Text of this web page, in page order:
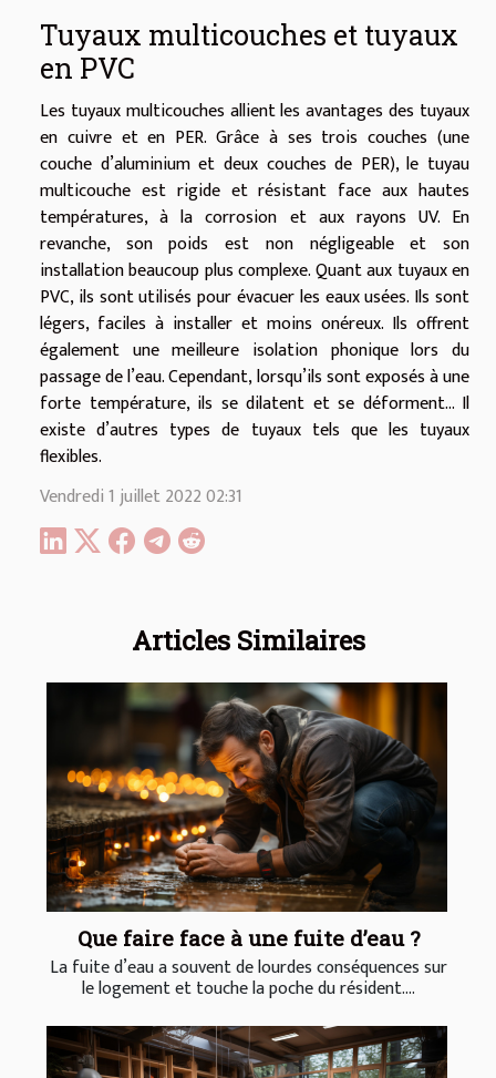
Articles Similaires
Que faire face à une fuite d’eau ?
La fuite d’eau a souvent de lourdes conséquences sur
le logement et touche la poche du résident....
Tuyaux multicouches et tuyaux
en PVC
Les tuyaux multicouches allient les avantages des tuyaux
en cuivre et en PER. Grâce à ses trois couches (une
couche d’aluminium et deux couches de PER), le tuyau
multicouche est rigide et résistant face aux hautes
températures, à la corrosion et aux rayons UV. En
revanche, son poids est non négligeable et son
installation beaucoup plus complexe. Quant aux tuyaux en
PVC, ils sont utilisés pour évacuer les eaux usées. Ils sont
légers, faciles à installer et moins onéreux. Ils offrent
également une meilleure isolation phonique lors du
passage de l’eau. Cependant, lorsqu’ils sont exposés à une
forte température, ils se dilatent et se déforment… Il
existe d’autres types de tuyaux tels que les tuyaux
flexibles.
Vendredi 1 juillet 2022 02:31